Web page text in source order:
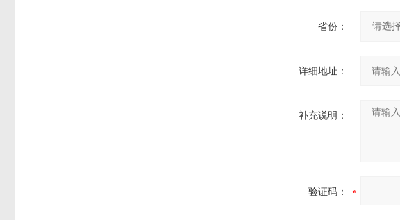
省份：
详细地址：
补充说明：
验证码：